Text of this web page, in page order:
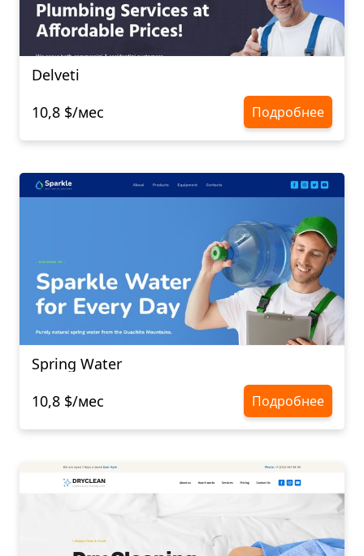
Delveti
10,8 $/мес
Подробнее
Spring Water
10,8 $/мес
Подробнее